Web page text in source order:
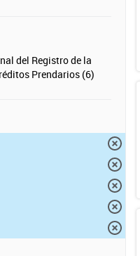
del Registro de la
Prendarios (6)